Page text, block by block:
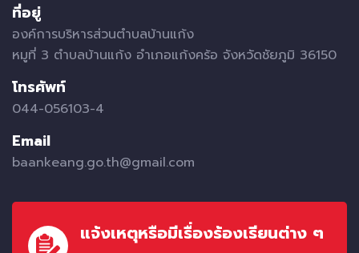
ที่อยู่
องค์การบริหารส่วนตำบลบ้านแก้ง
หมูที่ 3 ตำบลบ้านแก้ง อำเภอแก้งคร้อ จังหวัดชัยภูมิ 36150
โทรศัพท์
044-056103-4
Email
baankeang.go.th@gmail.com
แจ้งเหตุหรือมีเรื่องร้องเรียนต่าง ๆ